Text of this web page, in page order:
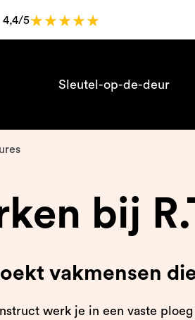
4,4/5
Sleutel-op-de-deur
bij
vakmensen
werk je in een vaste